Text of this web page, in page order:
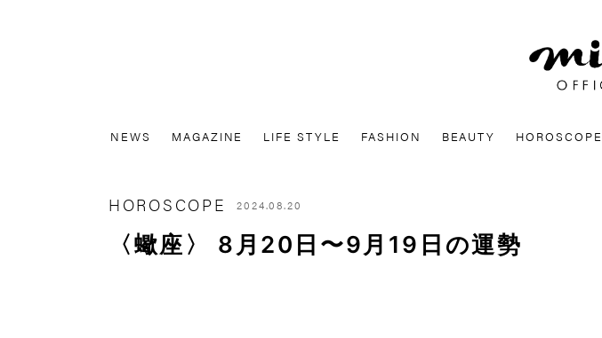
NEWS MAGAZINE LIFE STYLE FASHION BEAUTY HOROSCOPE
HOROSCOPE 2024.08.20
〈蠍座〉 8月20日〜9月19日の運勢